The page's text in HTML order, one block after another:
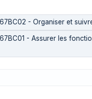
- Organiser et
- Assurer les